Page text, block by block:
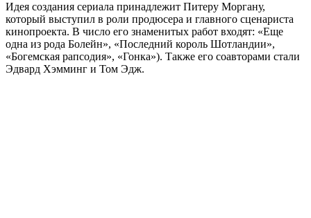
Идея создания сериала принадлежит Питеру Моргану,
который выступил в роли продюсера и главного сценариста
кинопроекта. В число его знаменитых работ входят: «Еще
одна из рода Болейн», «Последний король Шотландии»,
«Богемская рапсодия», «Гонка»). Также его соавторами стали
Эдвард Хэмминг и Том Эдж.